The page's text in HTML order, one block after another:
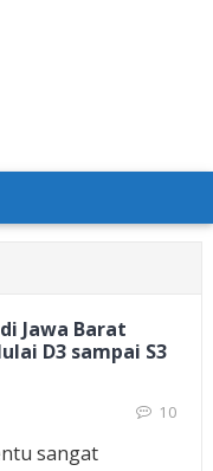
Jawa Barat
D3 sampai S3
10
sangat